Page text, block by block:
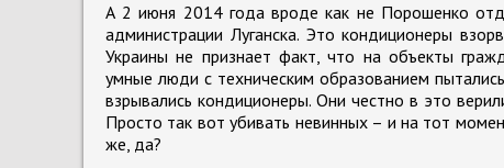
А 2 июня 2014 года вроде как не Порошенко
администрации Луганска. Это кондиционеры
Украины не признает факт, что на объекты
умные люди с техническим образованием
взрывались кондиционеры. Они честно в это
Просто так вот убивать невинных – и на тот
же, да?